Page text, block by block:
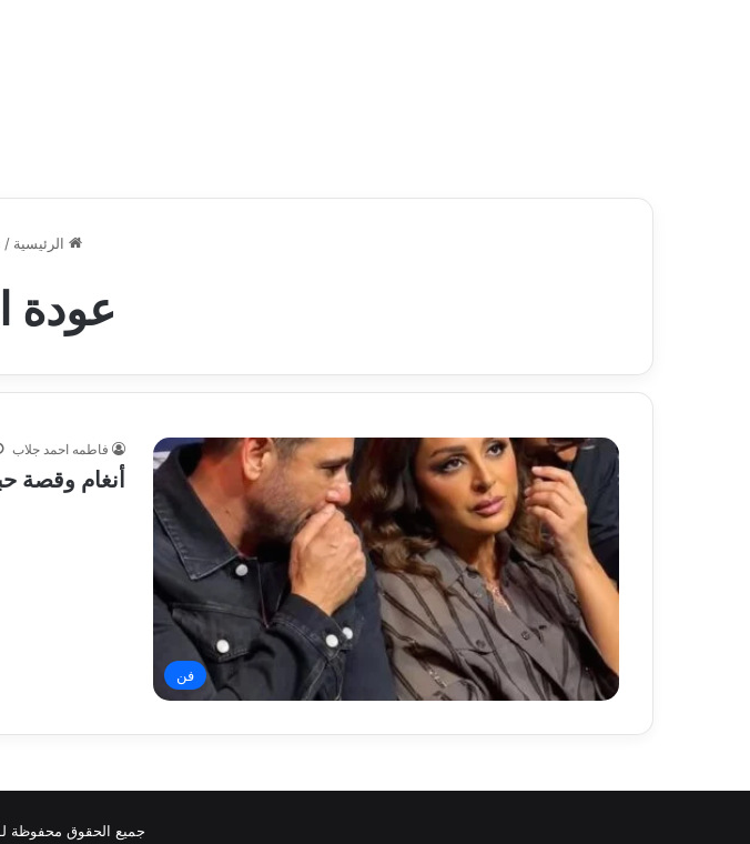
الرئيسية /
عودة
فن
فاطمه احمد جلاب
أنغام وقصة
جميع الحقوق محفوظة لـ